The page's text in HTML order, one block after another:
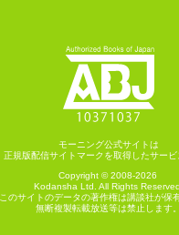
モーニング公式サイトは
正規版配信サイトマークを取得したサービ
Copyright © 2008-2026
Kodansha Ltd. All Rights Reserved.
このサイトのデータの著作権は講談社が保
無断複製転載放送等は禁止します。